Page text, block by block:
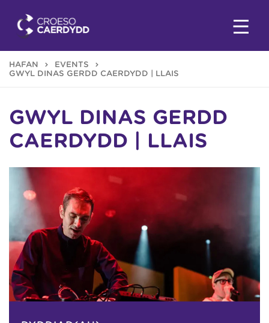
HAFAN
EVENTS
GWYL DINAS GERDD CAERDYDD | LLAIS
GWYL DINAS GERDD
CAERDYDD | LLAIS